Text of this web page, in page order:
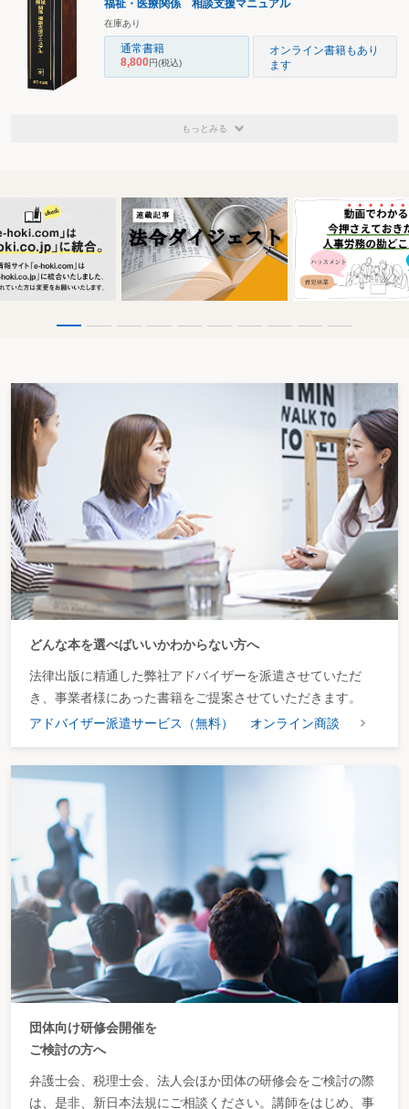
福祉・医療関係 相談支援マニュアル
在庫あり
通常書籍
8,800円(税込)
オンライン書籍もあり
ます
もっとみる
どんな本を選べばいいかわからない方へ
法律出版に精通した弊社アドバイザーを派遣させていただ
き、事業者様にあった書籍をご提案させていただきます。
アドバイザー派遣サービス（無料）
オンライン商談
団体向け研修会開催を
ご検討の方へ
弁護士会、税理士会、法人会ほか団体の研修会をご検討の際
は、是非、新日本法規にご相談ください。講師をはじめ、事